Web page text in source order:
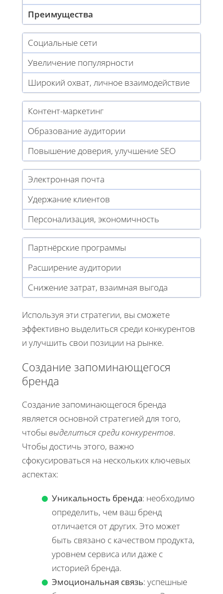
Преимущества
Социальные сети
Увеличение популярности
Широкий охват, личное взаимодействие
Контент-маркетинг
Образование аудитории
Повышение доверия, улучшение SEO
Электронная почта
Удержание клиентов
Персонализация, экономичность
Партнёрские программы
Расширение аудитории
Снижение затрат, взаимная выгода
Используя эти стратегии, вы сможете
эффективно выделиться среди конкурентов
и улучшить свои позиции на рынке.
Создание запоминающегося
бренда
Создание запоминающегося бренда
является основной стратегией для того,
чтобы выделиться среди конкурентов.
Чтобы достичь этого, важно
сфокусироваться на нескольких ключевых
аспектах:
Уникальность бренда: необходимо
определить, чем ваш бренд
отличается от других. Это может
быть связано с качеством продукта,
уровнем сервиса или даже с
историей бренда.
Эмоциональная связь: успешные